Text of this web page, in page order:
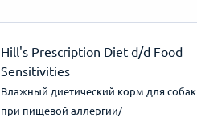
Hill's Prescription Diet d/d Food
Sensitivities
Влажный диетический корм для собак
при пищевой аллергии/